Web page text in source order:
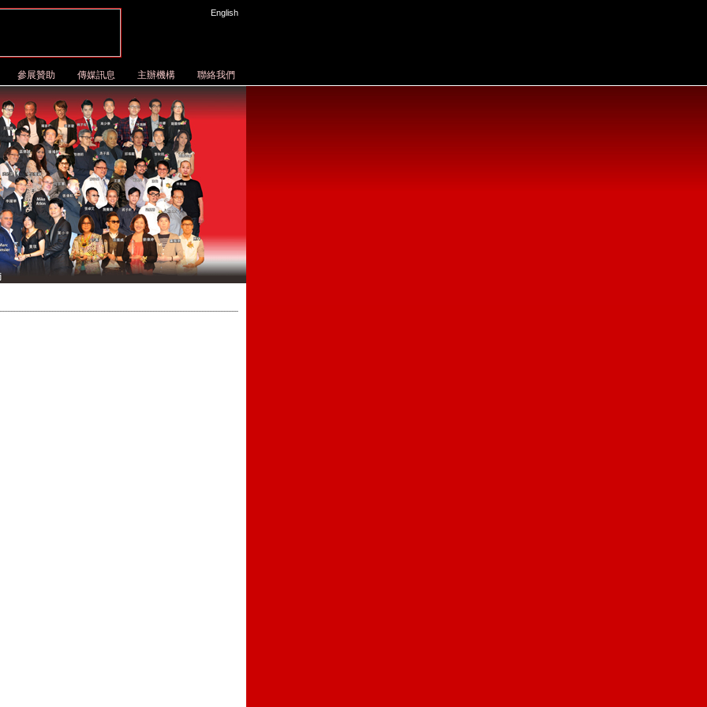
English
參展贊助 傳媒訊息 主辦機構 聯絡我們